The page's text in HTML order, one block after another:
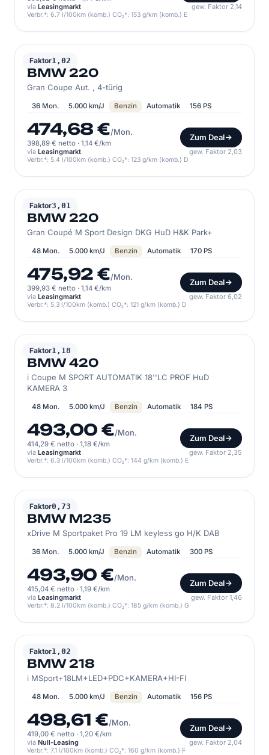
via Leasingmarkt gew. Faktor 2,14
Verbr.*: 6.7 l/100km (komb.) CO₂*: 153 g/km (komb.) E
Faktor1,02
BMW
BMW 220
Gran Coupe Aut. , 4-türig
36 Mon. 5.000 km/J Benzin Automatik 156 PS
474,68 €/Mon.
398,89 € netto · 1,14 €/km
Zum Deal
via Leasingmarkt gew. Faktor 2,03
Verbr.*: 5.4 l/100km (komb.) CO₂*: 123 g/km (komb.) D
Faktor3,01
BMW
BMW 220
Gran Coupé M Sport Design DKG HuD H&K Park+
48 Mon. 5.000 km/J Benzin Automatik 170 PS
475,92 €/Mon.
399,93 € netto · 1,14 €/km
Zum Deal
via Leasingmarkt gew. Faktor 6,02
Verbr.*: 5.3 l/100km (komb.) CO₂*: 121 g/km (komb.) D
Faktor1,18
BMW
BMW 420
i Coupe M SPORT AUTOMATIK 18''LC PROF HuD
KAMERA 3
48 Mon. 5.000 km/J Benzin Automatik 184 PS
493,00 €/Mon.
414,29 € netto · 1,18 €/km
Zum Deal
via Leasingmarkt gew. Faktor 2,35
Verbr.*: 6.3 l/100km (komb.) CO₂*: 144 g/km (komb.) E
Faktor0,73
BMW
BMW M235
xDrive M Sportpaket Pro 19 LM keyless go H/K DAB
36 Mon. 5.000 km/J Benzin Automatik 300 PS
493,90 €/Mon.
415,04 € netto · 1,19 €/km
Zum Deal
via Leasingmarkt gew. Faktor 1,46
Verbr.*: 8.2 l/100km (komb.) CO₂*: 185 g/km (komb.) G
Faktor1,02
BMW
BMW 218
i MSport+18LM+LED+PDC+KAMERA+HI-FI
48 Mon. 5.000 km/J Benzin Automatik 156 PS
498,61 €/Mon.
419,00 € netto · 1,20 €/km
Zum Deal
via Null-Leasing gew. Faktor 2,04
Verbr.*: 7.1 l/100km (komb.) CO₂*: 160 g/km (komb.) F